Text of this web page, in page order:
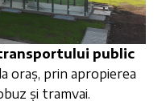
public
oraș, prin apropierea
și tramvai.